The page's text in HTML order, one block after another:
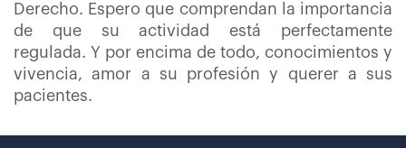
Derecho. Espero que comprendan la importancia
de que su actividad está perfectamente
regulada. Y por encima de todo, conocimientos y
vivencia, amor a su profesión y querer a sus
pacientes.